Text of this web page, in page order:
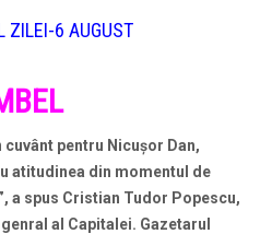
ZILEI-6 AUGUST
pentru Nicușor Dan,
atitudinea din momentul de
a spus Cristian Tudor Popescu,
al Capitalei. Gazetarul